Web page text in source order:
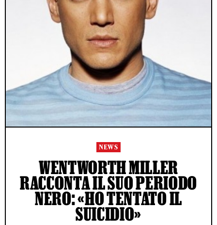
NEWS
WENTWORTH MILLER
RACCONTA IL SUO PERIODO
NERO: «HO TENTATO IL
SUICIDIO»